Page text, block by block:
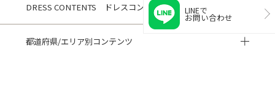
DRESS CONTENTS ドレスコンテンツ
都道府県/エリア別コンテンツ
LINEで
お問い合わせ